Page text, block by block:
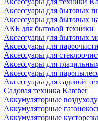
Аксессуары для техники
Аксессуары для бытовых
Аксессуары для бытовых
АКБ для бытовой техники
Аксессуары для бытовых
Аксессуары для
Аксессуары для
Аксессуары для
Аксессуары для
Аксессуары для садовой
Садовая техника Karcher
Аккумуляторные
Аккумуляторные
Аккумуляторные кусторезы